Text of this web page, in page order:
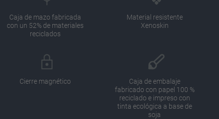
Caja de mazo fabricada
con un 52% de materiales
reciclados
Material resistente
Xenoskin
Cierre magnético
Caja de embalaje
fabricado con papel 100 %
reciclado e impreso con
tinta ecológica a base de
soja